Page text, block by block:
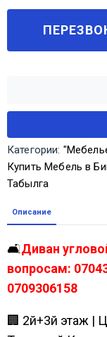
Категории:
Купить Мебель в
Табылга
Описание
🛋️Диван
вопросам:
0709306158
🏢 2й+3й этаж |